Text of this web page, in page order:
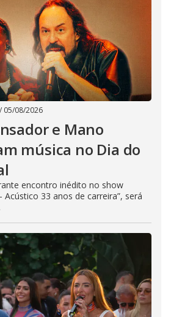
/ 05/08/2026
e Mano
música no Dia do
encontro inédito no show
Acústico 33 anos de carreira”, será